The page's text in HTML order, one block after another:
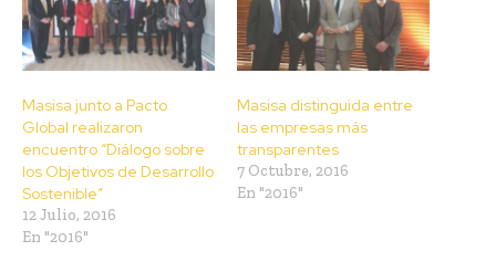
Masisa junto a Pacto
Global realizaron
encuentro “Diálogo sobre
los Objetivos de Desarrollo
Sostenible”
12 Julio, 2016
En "2016"
Masisa distinguida entre
las empresas más
transparentes
7 Octubre, 2016
En "2016"